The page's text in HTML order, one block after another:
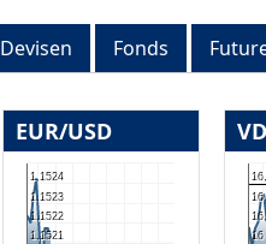
Devisen Fonds
EUR/USD
1,1521
1,1522
1,1523
1,1524
16